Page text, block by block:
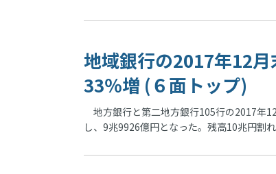
地域銀行の2017年12
33％増 (６面トップ)
地方銀行と第二地方銀行105行の2017年
し、9兆9926億円となった。残高10兆円割